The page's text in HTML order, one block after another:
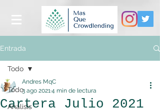
Entrada
Todo
Análisis
Todo
Cartera Julio 2021
Andres MqC
3 ago 20214 min de lectura